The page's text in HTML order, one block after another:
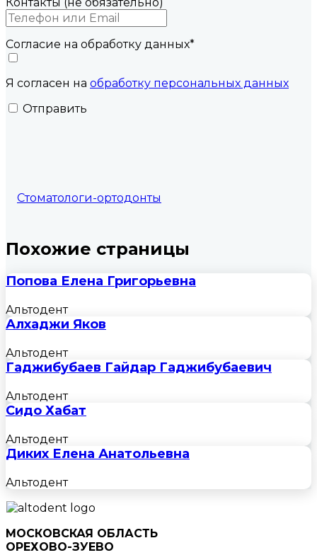
Согласие на обработку данных*
Я согласен на обработку персональных данных
Отправить
Стоматологи-ортодонты
Похожие страницы
Попова Елена Григорьевна
Альтодент
Алхаджи Яков
Альтодент
Гаджибубаев Гайдар Гаджибубаевич
Альтодент
Сидо Хабат
Альтодент
Диких Елена Анатольевна
Альтодент
МОСКОВСКАЯ ОБЛАСТЬ
ОРЕХОВО-ЗУЕВО